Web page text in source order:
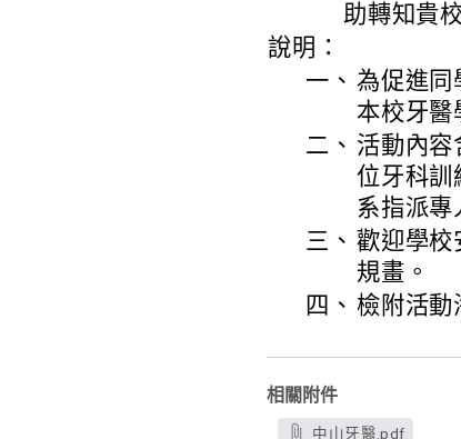
助轉知貴
說明：
一、 為促進同
本校牙醫
二、 活動內容
位牙科訓
系指派專
三、 歡迎學校
規畫。
四、 檢附活動
相關附件
中山牙醫.pdf